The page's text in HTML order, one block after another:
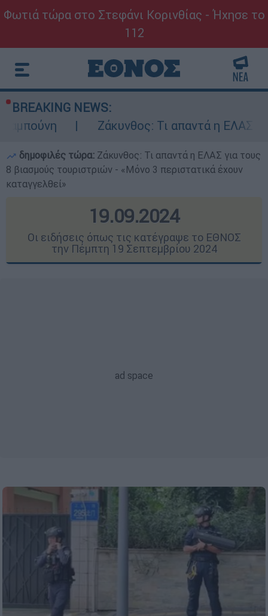
Φωτιά τώρα στο Στεφάνι Κορινθίας - Ήχησε το
112
BREAKING NEWS:
Ζάκυνθος: Τι απαντά η ΕΛΑΣ για τους 8
δημοφιλές τώρα: Ζάκυνθος: Τι απαντά η ΕΛΑΣ για τους
8 βιασμούς τουριστριών - «Μόνο 3 περιστατικά έχουν
καταγγελθεί»
19.09.2024
Οι ειδήσεις όπως τις κατέγραψε το ΕΘΝΟΣ
την Πέμπτη 19 Σεπτεμβρίου 2024